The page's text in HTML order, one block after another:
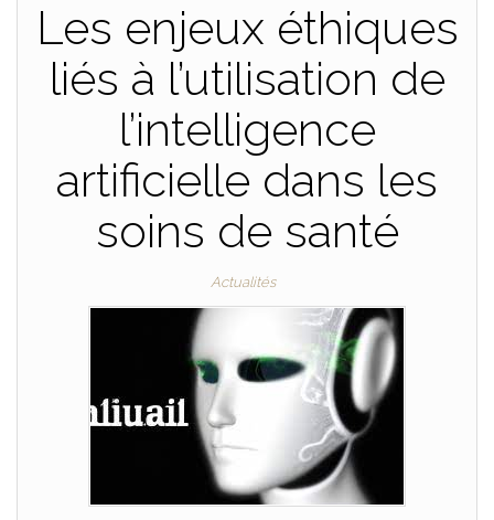
Les enjeux éthiques
liés à l’utilisation de
l’intelligence
artificielle dans les
soins de santé
Actualités